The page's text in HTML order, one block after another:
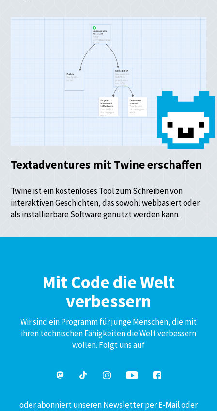
Textadventures mit Twine erschaffen
Twine ist ein kostenloses Tool zum Schreiben von
interaktiven Geschichten, das sowohl webbasiert oder
als installierbare Software genutzt werden kann.
Mit Code die Welt
verbessern
Wir sind ein Programm für junge Menschen, die mit
ihren technischen Fähigkeiten die Welt verbessern
wollen. Folgt uns auf
oder abonniert unseren Newsletter perE-Mailoder